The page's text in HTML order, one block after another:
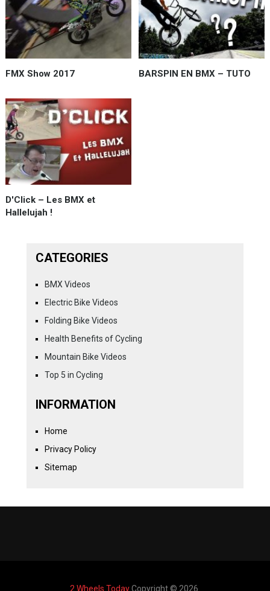
FMX Show 2017 BARSPIN EN BMX – TUTO
D'Click – Les BMX et
Hallelujah !
CATEGORIES
BMX Videos
Electric Bike Videos
Folding Bike Videos
Health Benefits of Cycling
Mountain Bike Videos
Top 5 in Cycling
INFORMATION
Home
Privacy Policy
Sitemap
2 Wheels TodayCopyright © 2026.